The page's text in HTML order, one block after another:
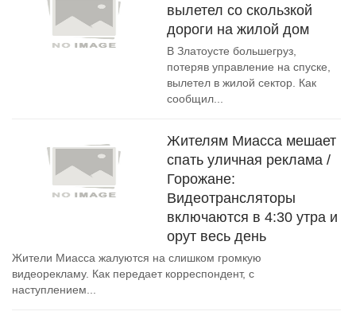
вылетел со скользкой
дороги на жилой дом
В Златоусте большегруз,
потеряв управление на спуске,
вылетел в жилой сектор. Как
сообщил...
Жителям Миасса мешает
спать уличная реклама /
Горожане:
Видеотрансляторы
включаются в 4:30 утра и
орут весь день
Жители Миасса жалуются на слишком громкую
видеорекламу. Как передает корреспондент, с
наступлением...